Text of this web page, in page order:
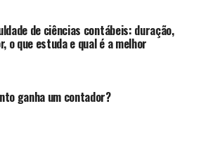
de ciências contábeis: duração,
o que estuda e qual é a melhor
ganha um contador?